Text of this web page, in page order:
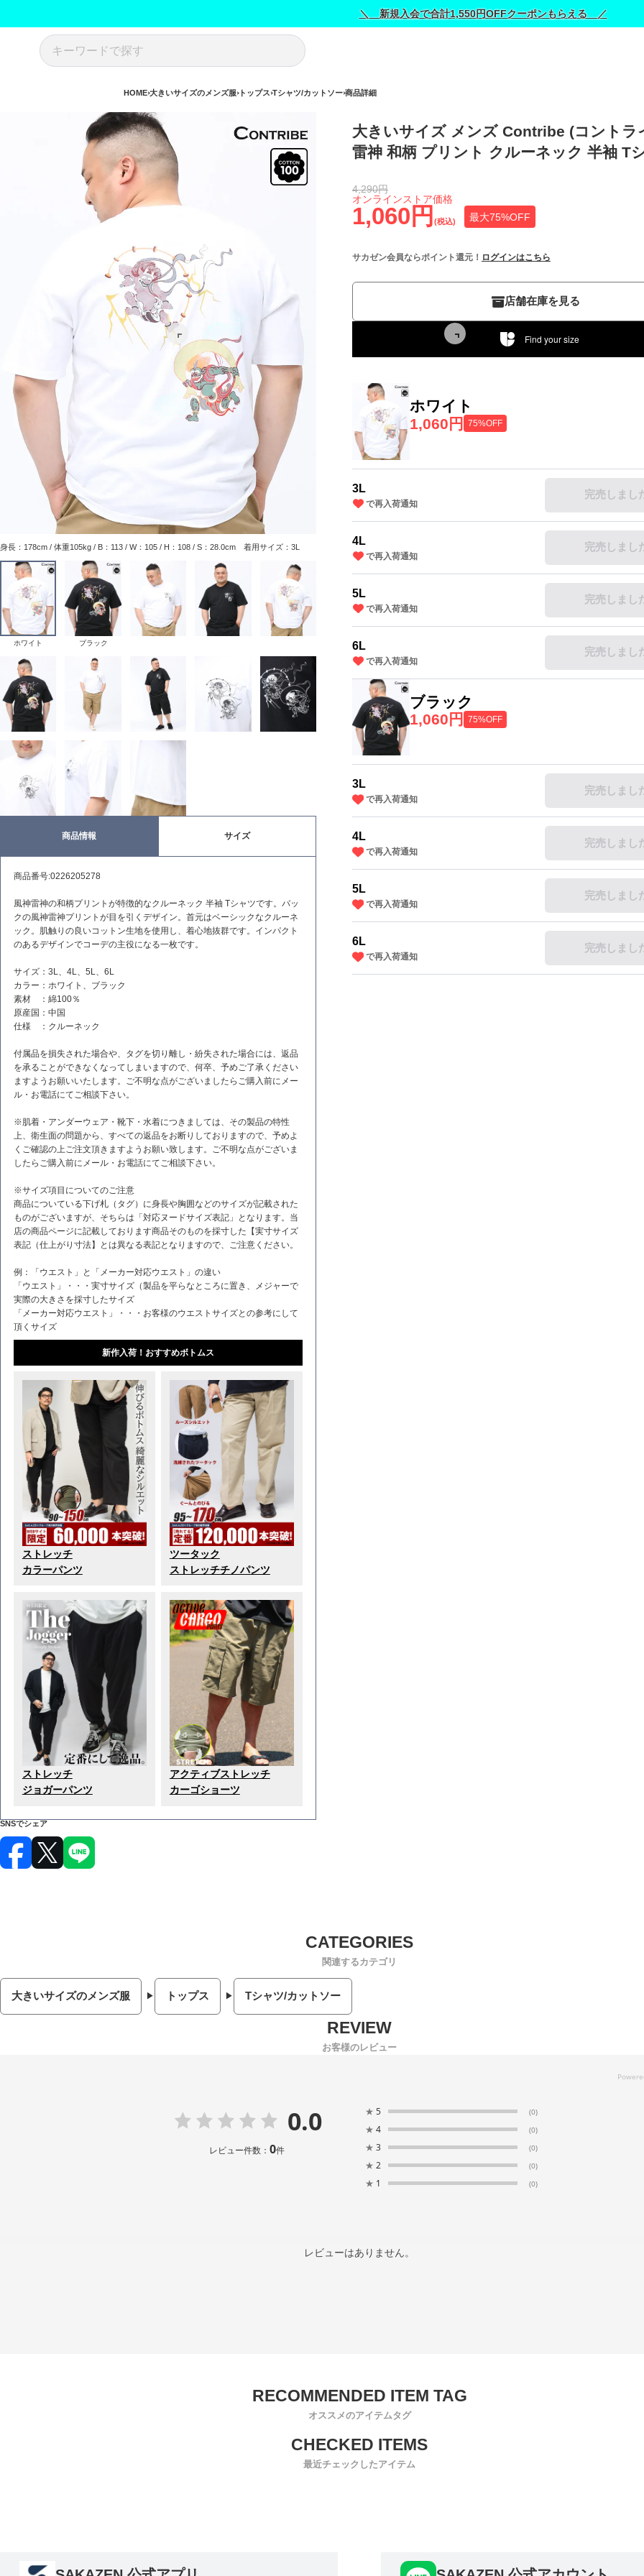
＼ 新規入会で合計1,550円OFFクーポンもらえる ／
HOME 大きいサイズのメンズ服 トップス Tシャツ/カットソー 商品詳細
大きいサイズ メンズ Contribe (コントラ
雷神 和柄 プリント クルーネック 半袖 T
1,060円 (税込) 最大75%OFF
オンラインストア価格
4,290円
サカゼン会員ならポイント還元！ ログインはこちら
店舗在庫を見る
Find your size
ホワイト
1,060円
75%OFF
3L
で再入荷通知
完売しまし
4L
で再入荷通知
完売しまし
5L
で再入荷通知
完売しまし
6L
で再入荷通知
完売しまし
ブラック
1,060円
75%OFF
3L
で再入荷通知
完売しまし
4L
で再入荷通知
完売しまし
5L
で再入荷通知
完売しまし
6L
で再入荷通知
完売しまし
身長：178cm / 体重105kg / B：113 / W：105 / H：108 / S：28.0cm 着用サイズ：3L
ホワイト ブラック
商品情報 サイズ
商品番号:0226205278
風神雷神の和柄プリントが特徴的なクルーネック 半袖 Tシャツです。バッ
クの風神雷神プリントが目を引くデザイン。首元はベーシックなクルーネ
ック。肌触りの良いコットン生地を使用し、着心地抜群です。インパクト
のあるデザインでコーデの主役になる一枚です。
サイズ：3L、4L、5L、6L
カラー：ホワイト、ブラック
素材 ：綿100％
原産国：中国
仕様 ：クルーネック
付属品を損失された場合や、タグを切り離し・紛失された場合には、返品
を承ることができなくなってしまいますので、何卒、予めご了承ください
ますようお願いいたします。ご不明な点がございましたらご購入前にメー
ル・お電話にてご相談下さい。
※肌着・アンダーウェア・靴下・水着につきましては、その製品の特性
上、衛生面の問題から、すべての返品をお断りしておりますので、予めよ
くご確認の上ご注文頂きますようお願い致します。ご不明な点がございま
したらご購入前にメール・お電話にてご相談下さい。
※サイズ項目についてのご注意
商品についている下げ札（タグ）に身長や胸囲などのサイズが記載された
ものがございますが、そちらは「対応ヌードサイズ表記」となります。当
店の商品ページに記載しております商品そのものを採寸した【実寸サイズ
表記（仕上がり寸法】とは異なる表記となりますので、ご注意ください。
例：「ウエスト」と「メーカー対応ウエスト」の違い
「ウエスト」・・・実寸サイズ（製品を平らなところに置き、メジャーで
実際の大きさを採寸したサイズ
「メーカー対応ウエスト」・・・お客様のウエストサイズとの参考にして
頂くサイズ
新作入荷！おすすめボトムス
ストレッチ
カラーパンツ
ツータック
ストレッチチノパンツ
ストレッチ
ジョガーパンツ
アクティブストレッチ
カーゴショーツ
SNSでシェア
関連するカテゴリ
大きいサイズのメンズ服 トップス Tシャツ/カットソー
お客様のレビュー
0.0
レビュー件数： 0件
★ 5 (0)
★ 4 (0)
★ 3 (0)
★ 2 (0)
★ 1 (0)
レビューはありません。
オススメのアイテムタグ
最近チェックしたアイテム